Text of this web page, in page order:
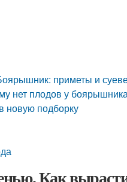
приметы и
нет плодов у
новую подборку